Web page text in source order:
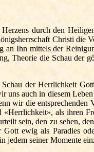
durch den
Christi die
Ihn mittels der
Theorie die Schau der
der Herrlichkeit
auch in diesem
wir die entsprechenden
als ihren
sein, den zu sehen,
ewig als Paradies
seiner Momente